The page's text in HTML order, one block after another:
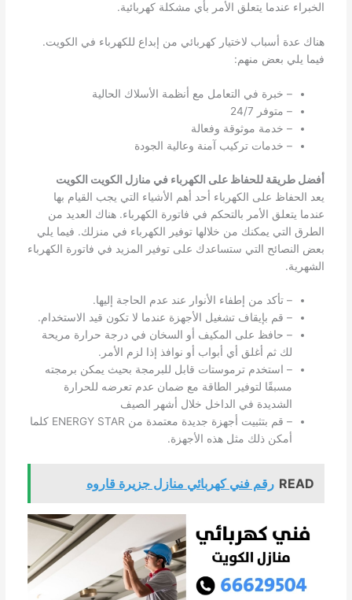
الخبراء عندما يتعلق الأمر بأي مشكلة كهربائية.
هناك عدة أسباب لاختيار كهربائي من إبداع للكهرباء في الكويت.
فيما يلي بعض منهم:
– خبرة في التعامل مع أنظمة الأسلاك الحالية
– متوفر 24/7
– خدمة موثوقة وفعالة
– خدمات تركيب آمنة وعالية الجودة
أفضل طريقة للحفاظ على الكهرباء في منازل الكويت الكويت
يعد الحفاظ على الكهرباء أحد أهم الأشياء التي يجب القيام بها
عندما يتعلق الأمر بالتحكم في فاتورة الكهرباء. هناك العديد من
الطرق التي يمكنك من خلالها توفير الكهرباء في منزلك. فيما يلي
بعض النصائح التي ستساعدك على توفير المزيد في فاتورة الكهرباء
الشهرية.
– تأكد من إطفاء الأنوار عند عدم الحاجة إليها.
– قم بإيقاف تشغيل الأجهزة عندما لا تكون قيد الاستخدام.
– حافظ على المكيف أو السخان في درجة حرارة مريحة
لك ثم أغلق أي أبواب أو نوافذ إذا لزم الأمر.
– استخدم ترموستات قابل للبرمجة بحيث يمكن برمجته
مسبقًا لتوفير الطاقة مع ضمان عدم تعرضه للحرارة
الشديدة في الداخل خلال أشهر الصيف
– قم بتثبيت أجهزة جديدة معتمدة من ENERGY STAR كلما
أمكن ذلك مثل هذه الأجهزة.
READ رقم فني كهربائي منازل جزيرة قاروه